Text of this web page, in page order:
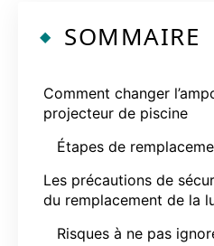
SOMMAIRE
Comment changer
projecteur de piscine
Étapes de
Les précautions de
du remplacement de la
Risques à ne pas